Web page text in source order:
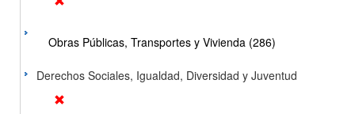
Obras Públicas, Transportes y Vivienda (286)
Derechos Sociales, Igualdad, Diversidad y Juventud